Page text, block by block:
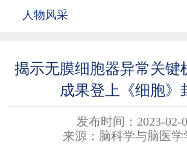
人物风采
揭示无膜细胞器异常关键
成果登上《细胞》
发布时间：2023-02-
来源：脑科学与脑医学